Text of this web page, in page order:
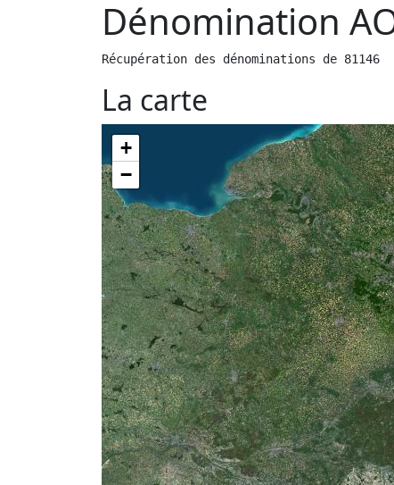
Dénomination
Récupération des dénominations de 81146
La carte
+
−